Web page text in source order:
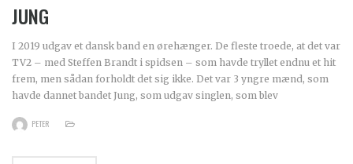
JUNG
I 2019 udgav et dansk band en ørehænger. De fleste troede, at det var
TV2 – med Steffen Brandt i spidsen – som havde tryllet endnu et hit
frem, men sådan forholdt det sig ikke. Det var 3 yngre mænd, som
havde dannet bandet Jung, som udgav singlen, som blev
PETER